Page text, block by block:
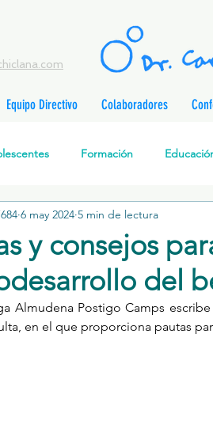
Equipo Directivo Colaboradores
Formación
Psicoterapia Cognitivo-Analítica
Jóvenes Desarrollo personal
y consejos
del
6 may 2024 5 min de lectura
Almudena Postigo Camps
en el que proporciona pautas